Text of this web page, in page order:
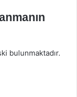
bulunmaktadır.